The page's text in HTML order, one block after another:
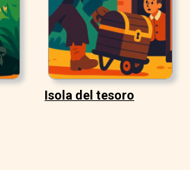
Isola del tesoro